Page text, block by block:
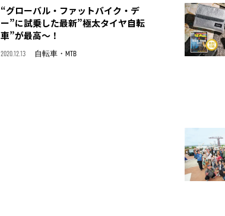
“グローバル・ファットバイク・デ
ー”に試乗した最新”極太タイヤ自転
車”が最高～！
2020.12.13 自転車・MTB